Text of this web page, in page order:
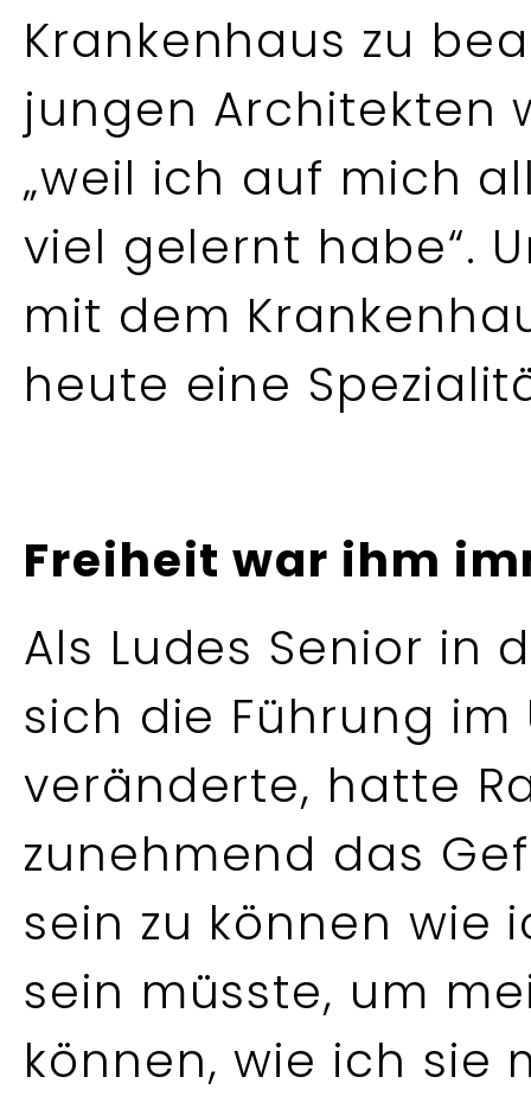
Krankenhaus zu
jungen Architekten
„weil ich auf mich
viel gelernt habe“.
mit dem
heute eine
Freiheit war ihm
Als Ludes Senior in
sich die Führung
veränderte, hatte
zunehmend das
sein zu können wie
sein müsste, um
können, wie ich sie